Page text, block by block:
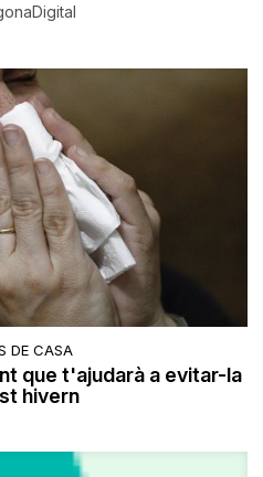
DE CASA
que t'ajudarà a evitar-la
hivern